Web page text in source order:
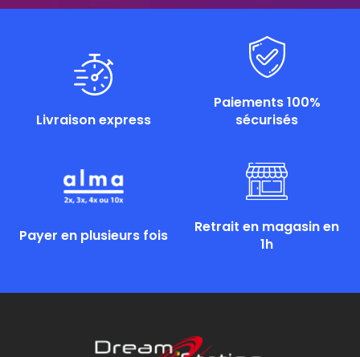
Livraison express
Paiements 100%
sécurisés
Payer en plusieurs fois
Retrait en magasin en
1h